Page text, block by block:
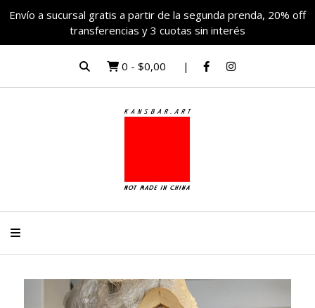
Envío a sucursal gratis a partir de la segunda prenda, 20% off
transferencias y 3 cuotas sin interés
0 - $0,00